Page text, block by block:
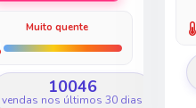
Muito quente
10046
vendas nos últimos 30 dias